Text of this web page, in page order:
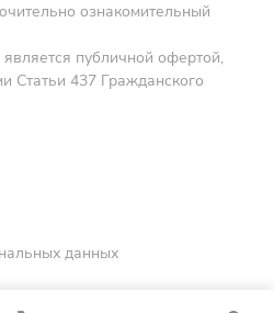
ознакомительный
публичной офертой,
Статьи 437 Гражданского
данных